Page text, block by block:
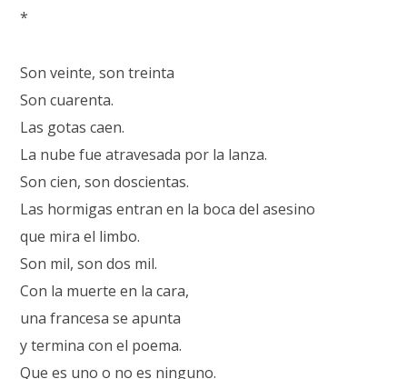
*
Son veinte, son treinta
Son cuarenta.
Las gotas caen.
La nube fue atravesada por la lanza.
Son cien, son doscientas.
Las hormigas entran en la boca del asesino
que mira el limbo.
Son mil, son dos mil.
Con la muerte en la cara,
una francesa se apunta
y termina con el poema.
Que es uno o no es ninguno.